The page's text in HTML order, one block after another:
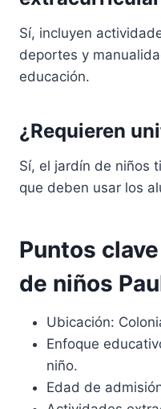
Sí, incluyen
deportes y
educación.
¿Requieren
Sí, el jardín de niños
que deben usar los
Puntos
de niños
Ubicación:
Enfoque
niño.
Edad de